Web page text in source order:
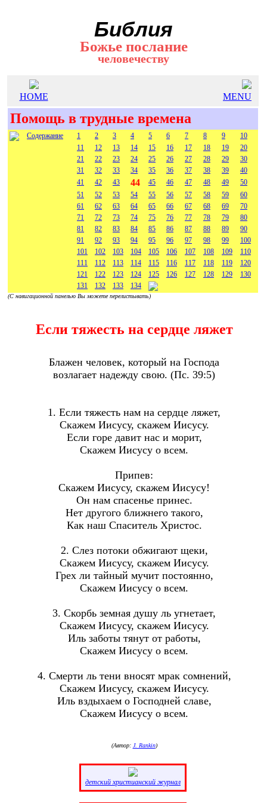
Библия
Божье послание
человечеству
HOME MENU
Помощь в трудные времена
Содержание 1 2 3 4 5 6 7 8 9
10
11
12 13 14 15 16 17 18 19
20
21
22 23 24 25 26 27 28 29
30
31
32 33 34 35 36 37 38 39
40
41
42 43 44 45 46 47 48 49
50
51
52 53 54 55 56 57 58 59
60
61
62 63 64 65 66 67 68 69
70
71
72 73 74 75 76 77 78 79
80
81
82 83 84 85 86 87 88 89
90
91
92 93 94 95 96 97 98 99
100
101
102 103 104 105 106 107 108 109
110
111
112 113 114 115 116 117 118 119
120
121
122 123 124 125 126 127 128 129
130
131
132 133 134
(С навигационной панелью Вы можете перелистывать)
Если тяжесть на сердце ляжет
Блажен человек, который на Господа
возлагает надежду свою. (Пс. 39:5)
1. Если тяжесть нам на сердце ляжет,
Скажем Иисусу, скажем Иисусу.
Если горе давит нас и морит,
Скажем Иисусу о всем.
Припев:
Скажем Иисусу, скажем Иисусу!
Он нам спасенье принес.
Нет другого ближнего такого,
Как наш Спаситель Христос.
2. Слез потоки обжигают щеки,
Скажем Иисусу, скажем Иисусу.
Грех ли тайный мучит постоянно,
Скажем Иисусу о всем.
3. Скорбь земная душу ль угнетает,
Скажем Иисусу, скажем Иисусу.
Иль заботы тянут от работы,
Скажем Иисусу о всем.
4. Смерти ль тени вносят мрак сомнений,
Скажем Иисусу, скажем Иисусу.
Иль вздыхаем о Господней славе,
Скажем Иисусу о всем.
(Автор: J. Rankin)
детский христианский журнал